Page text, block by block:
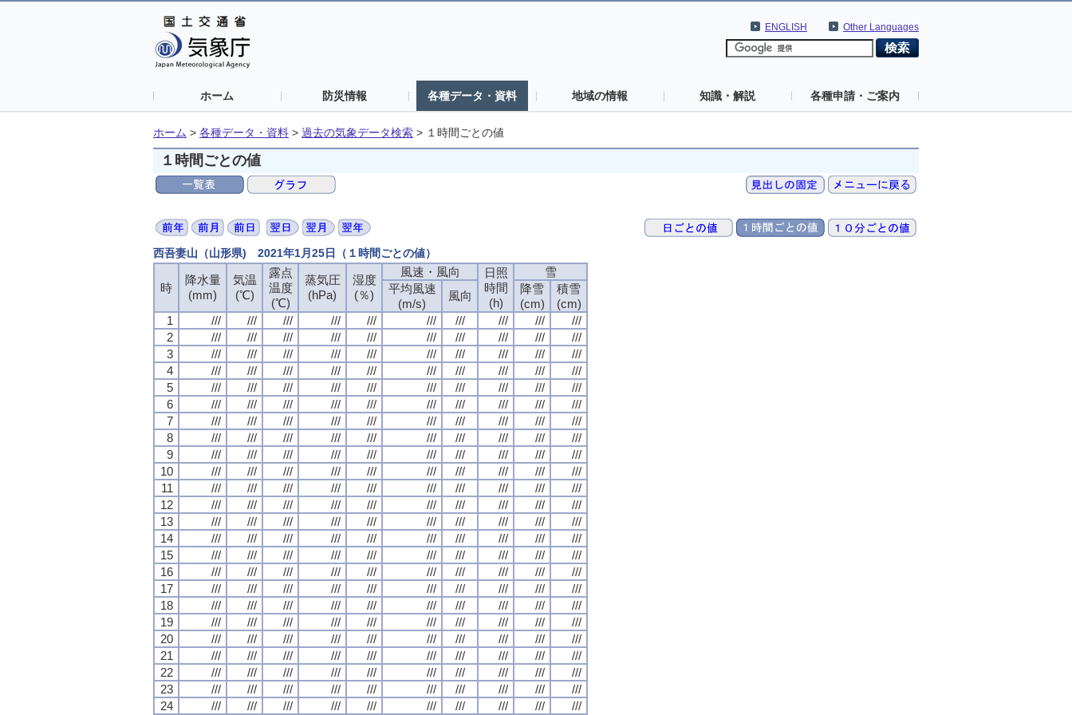
Other Languages
ENGLISH
ホーム 防災情報 各種データ・資料 地域の情報 知識・解説 各種申請・ご案内
ホーム > 各種データ・資料 > 過去の気象データ検索 > １時間ごとの値
１時間ごとの値
西吾妻山（山形県) 2021年1月25日（１時間ごとの値）
時
降水量
(mm)
気温
(℃)
露点
温度
(℃)
蒸気圧
(hPa)
湿度
(％)
風速・風向
日照
時間
(h)
雪
平均風速
(m/s)
風向
降雪
(cm)
積雪
(cm)
1
/// /// /// /// /// /// /// /// ///
///
2
/// /// /// /// /// /// /// /// ///
///
3
/// /// /// /// /// /// /// /// ///
///
4
/// /// /// /// /// /// /// /// ///
///
5
/// /// /// /// /// /// /// /// ///
///
6
/// /// /// /// /// /// /// /// ///
///
7
/// /// /// /// /// /// /// /// ///
///
8
/// /// /// /// /// /// /// /// ///
///
9
/// /// /// /// /// /// /// /// ///
///
10
/// /// /// /// /// /// /// /// ///
///
11
/// /// /// /// /// /// /// /// ///
///
12
/// /// /// /// /// /// /// /// ///
///
13
/// /// /// /// /// /// /// /// ///
///
14
/// /// /// /// /// /// /// /// ///
///
15
/// /// /// /// /// /// /// /// ///
///
16
/// /// /// /// /// /// /// /// ///
///
17
/// /// /// /// /// /// /// /// ///
///
18
/// /// /// /// /// /// /// /// ///
///
19
/// /// /// /// /// /// /// /// ///
///
20
/// /// /// /// /// /// /// /// ///
///
21
/// /// /// /// /// /// /// /// ///
///
22
/// /// /// /// /// /// /// /// ///
///
23
/// /// /// /// /// /// /// /// ///
///
24
/// /// /// /// /// /// /// /// /// ///